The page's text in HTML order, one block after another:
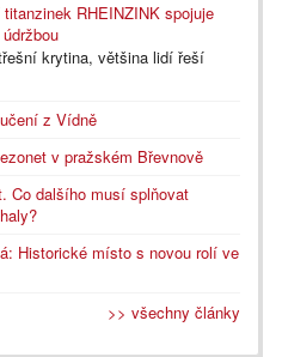
RHEINZINK spojuje
krytina, většina lidí řeší
z Vídně
v pražském Břevnově
Co dalšího musí splňovat
Historické místo s novou rolí ve
>> všechny články